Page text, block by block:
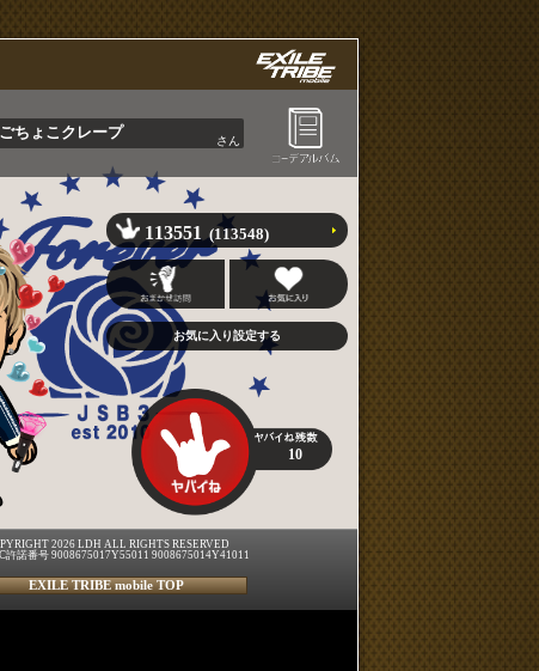
ちょこクレープ さん
113551 (113548)
10
2026 LDH ALL RIGHTS RESERVED
許諾番号 9008675017Y55011 9008675014Y41011
EXILE TRIBE mobile TOP